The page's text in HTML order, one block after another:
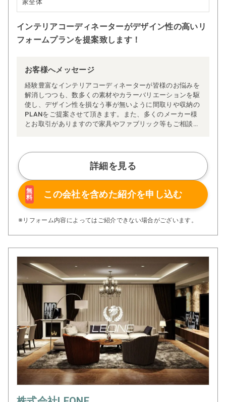
家全体
インテリアコーディネーターがデザイン性の高いリ
フォームプランを提案致します！
お客様へメッセージ
経験豊富なインテリアコーディネーターが皆様のお悩みを
解消しつつも、数多くの素材やカラーバリエーションを駆
使し、デザイン性を損なう事が無いように間取りや収納の
PLANをご提案させて頂きます。また、多くのメーカー様
とお取引がありますので家具やファブリック等もご相談い
ます。
どうぞ、お気軽にご相談下さい。
詳細を見る
無
料
この会社を含めた紹介を申し込む
※リフォーム内容によってはご紹介できない場合がございます。